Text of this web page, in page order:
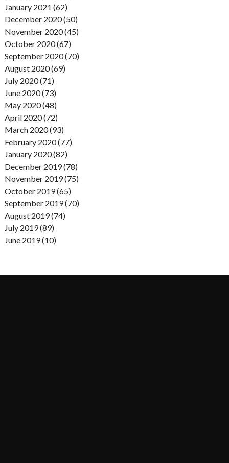
January 2021 (62)
December 2020 (50)
November 2020 (45)
October 2020 (67)
September 2020 (70)
August 2020 (69)
July 2020 (71)
June 2020 (73)
May 2020 (48)
April 2020 (72)
March 2020 (93)
February 2020 (77)
January 2020 (82)
December 2019 (78)
November 2019 (75)
October 2019 (65)
September 2019 (70)
August 2019 (74)
July 2019 (89)
June 2019 (10)